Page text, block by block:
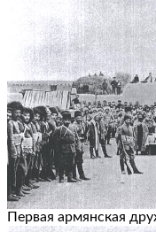
Первая армянская